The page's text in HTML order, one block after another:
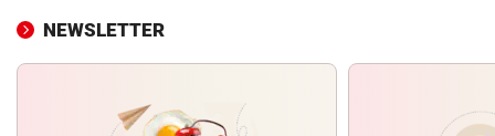
NEWSLETTER